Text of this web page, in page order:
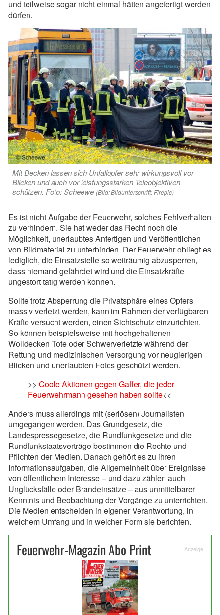
und teilweise sogar nicht einmal hätten angefertigt werden
dürfen.
Mit Decken lassen sich Unfallopfer sehr wirkungsvoll vor
Blicken und auch vor leistungsstarken Teleobjektiven
schützen. Foto: Scheewe (Bild: Bildunterschrift: Firepic)
Es ist nicht Aufgabe der Feuerwehr, solches Fehlverhalten
zu verhindern. Sie hat weder das Recht noch die
Möglichkeit, unerlaubtes Anfertigen und Veröffentlichen
von Bildmaterial zu unterbinden. Der Feuerwehr obliegt es
lediglich, die Einsatzstelle so weiträumig abzusperren,
dass niemand gefährdet wird und die Einsatzkräfte
ungestört tätig werden können.
Sollte trotz Absperrung die Privatsphäre eines Opfers
massiv verletzt werden, kann im Rahmen der verfügbaren
Kräfte versucht werden, einen Sichtschutz einzurichten.
So können beispielsweise mit hochgehaltenen
Wolldecken Tote oder Schwerverletzte während der
Rettung und medizinischen Versorgung vor neugierigen
Blicken und unerlaubten Fotos geschützt werden.
>> Coole Aktionen gegen Gaffer, die jeder
Feuerwehrmann gesehen haben sollte<<
Anders muss allerdings mit (seriösen) Journalisten
umgegangen werden. Das Grundgesetz, die
Landespressegesetze, die Rundfunkgesetze und die
Rundfunkstaatsverträge bestimmen die Rechte und
Pflichten der Medien. Danach gehört es zu ihren
Informationsaufgaben, die Allgemeinheit über Ereignisse
von öffentlichem Interesse – und dazu zählen auch
Unglücksfälle oder Brandeinsätze – aus unmittelbarer
Kenntnis und Beobachtung der Vorgänge zu unterrichten.
Die Medien entscheiden in eigener Verantwortung, in
welchem Umfang und in welcher Form sie berichten.
Feuerwehr-Magazin Abo Print Anzeige